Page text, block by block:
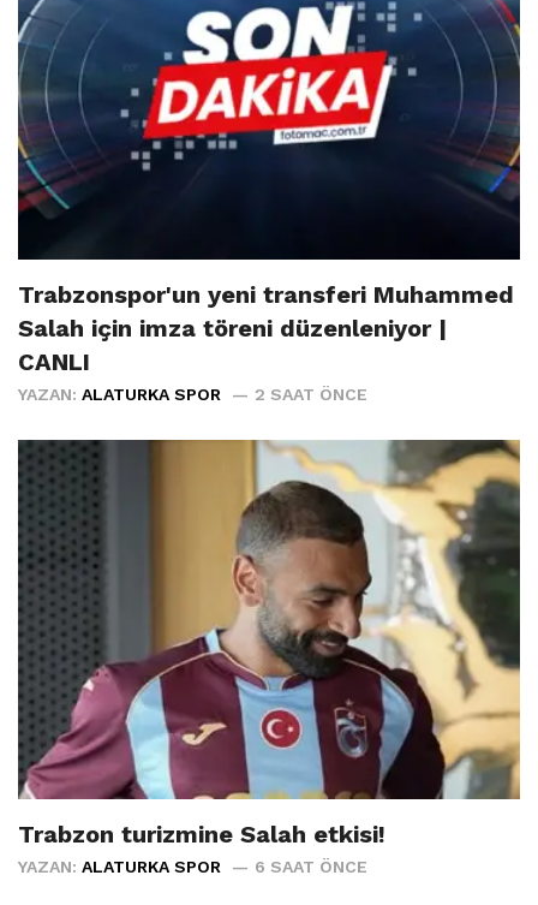
Trabzonspor'un yeni transferi Muhammed
Salah için imza töreni düzenleniyor |
CANLI
YAZAN: ALATURKA SPOR 2 SAAT ÖNCE
Trabzon turizmine Salah etkisi!
YAZAN: ALATURKA SPOR 6 SAAT ÖNCE